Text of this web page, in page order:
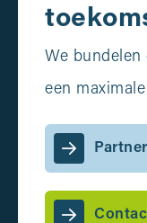
We
een